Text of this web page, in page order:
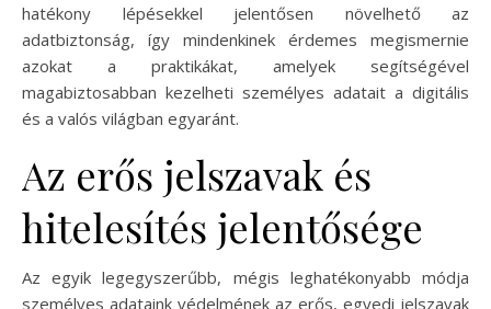
hatékony lépésekkel jelentősen növelhető az
adatbiztonság, így mindenkinek érdemes megismernie
azokat a praktikákat, amelyek segítségével
magabiztosabban kezelheti személyes adatait a digitális
és a valós világban egyaránt.
Az erős jelszavak és
hitelesítés jelentősége
Az egyik legegyszerűbb, mégis leghatékonyabb módja
személyes adataink védelmének az erős, egyedi jelszavak